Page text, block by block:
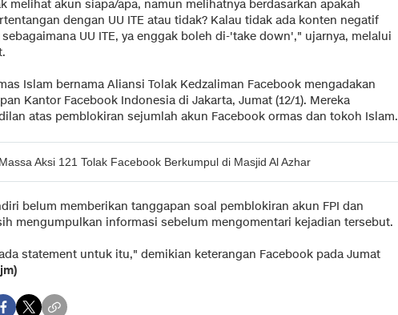
melihat akun siapa/apa, namun melihatnya berdasarkan apakah
dengan UU ITE atau tidak? Kalau tidak ada konten negatif
UU ITE, ya enggak boleh di-'take down'," ujarnya, melalui
Islam bernama Aliansi Tolak Kedzaliman Facebook mengadakan
Kantor Facebook Indonesia di Jakarta, Jumat (12/1). Mereka
atas pemblokiran sejumlah akun Facebook ormas dan tokoh Islam.
Massa Aksi 121 Tolak Facebook Berkumpul di Masjid Al Azhar
belum memberikan tanggapan soal pemblokiran akun FPI dan
mengumpulkan informasi sebelum mengomentari kejadian tersebut.
statement untuk itu," demikian keterangan Facebook pada Jumat